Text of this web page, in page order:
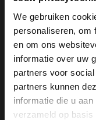
We gebruiken
personaliseren, om
en om ons
informatie over uw
partners voor
partners kunnen
informatie die u
verzameld op
Manfield.
Lederpflege
transparente
View this
It looks like
you like to